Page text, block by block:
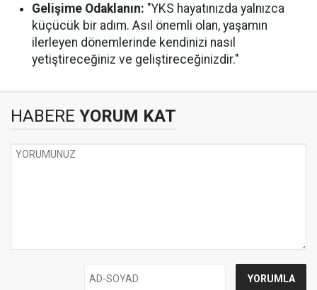
Gelişime Odaklanın: "YKS hayatınızda yalnızca
küçücük bir adım. Asıl önemli olan, yaşamın
ilerleyen dönemlerinde kendinizi nasıl
yetiştireceğiniz ve geliştireceğinizdir."
HABERE YORUM KAT